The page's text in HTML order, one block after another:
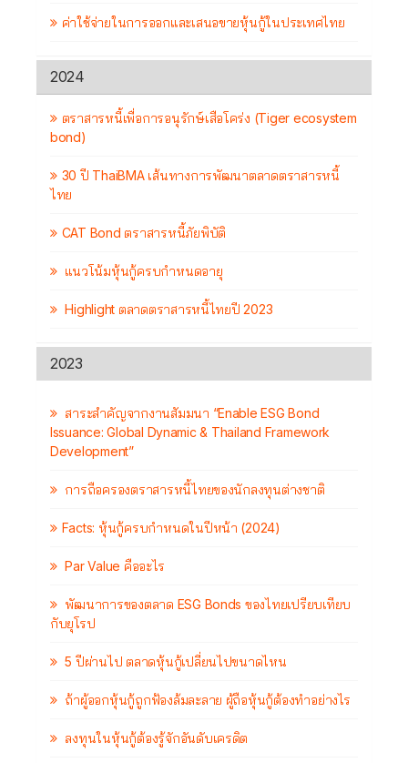
ค่าใช้จ่ายในการออกและเสนอขายหุ้นกู้ในประเทศไทย
2024
ตราสารหนี้เพื่อการอนุรักษ์เสือโคร่ง (Tiger ecosystem
bond)
30 ปี ThaiBMA เส้นทางการพัฒนาตลาดตราสารหนี้
ไทย
CAT Bond ตราสารหนี้ภัยพิบัติ
แนวโน้มหุ้นกู้ครบกำหนดอายุ
Highlight ตลาดตราสารหนี้ไทยปี 2023
2023
สาระสำคัญจากงานสัมมนา “Enable ESG Bond
Issuance: Global Dynamic & Thailand Framework
Development”
การถือครองตราสารหนี้ไทยของนักลงทุนต่างชาติ
Facts: หุ้นกู้ครบกำหนดในปีหน้า (2024)
Par Value คืออะไร
พัฒนาการของตลาด ESG Bonds ของไทยเปรียบเทียบ
กับยุโรป
5 ปีผ่านไป ตลาดหุ้นกู้เปลี่ยนไปขนาดไหน
ถ้าผู้ออกหุ้นกู้ถูกฟ้องล้มละลาย ผู้ถือหุ้นกู้ต้องทำอย่างไร
ลงทุนในหุ้นกู้ต้องรู้จักอันดับเครดิต